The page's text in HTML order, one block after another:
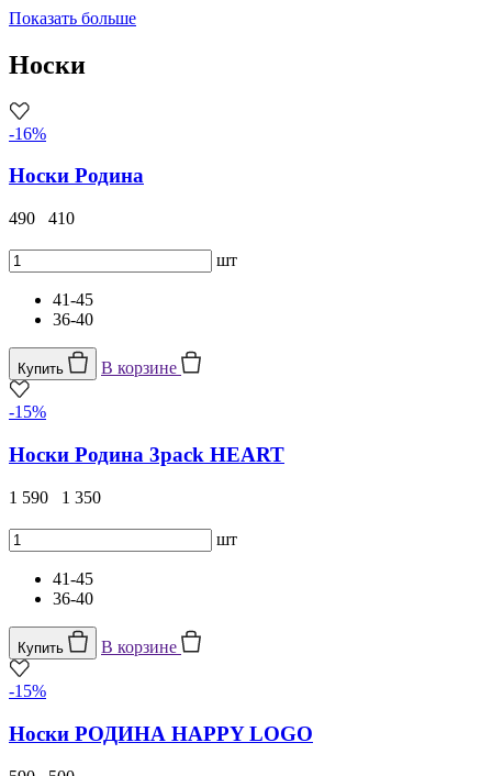
Показать больше
Носки
-16%
Носки Родина
490 410
шт
41-45
36-40
Купить В корзине
-15%
Носки Родина 3pack HEART
1 590 1 350
шт
41-45
36-40
Купить В корзине
-15%
Носки РОДИНА HAPPY LOGO